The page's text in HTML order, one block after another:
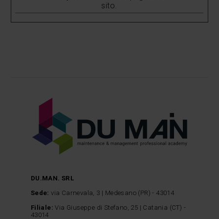
sito.
DU.MAN. SRL
Sede: via Carnevala, 3 | Medesano (PR) - 43014
Filiale: Via Giuseppe di Stefano, 25 | Catania (CT) -
43014